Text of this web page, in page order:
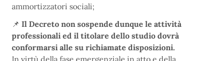
ammortizzatori sociali;
📌 Il Decreto non sospende dunque le attività
professionali ed il titolare dello studio dovrà
conformarsi alle su richiamate disposizioni.
In virtù della fase emergenziale in atto e della